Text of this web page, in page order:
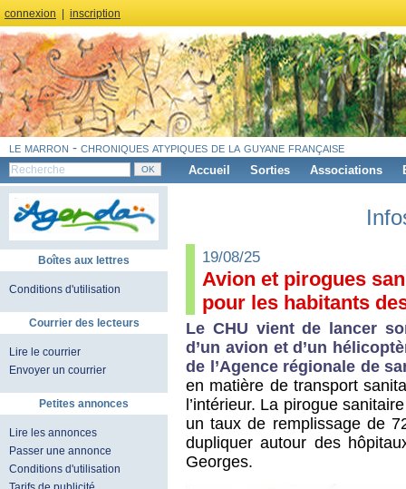
connexion inscription
le marron - chroniques atypiques de la guyane française
Accueil Sorties Associations
Boîtes aux lettres
Conditions d'utilisation
Courrier des lecteurs
Lire le courrier
Envoyer un courrier
Petites annonces
Lire les annonces
Passer une annonce
Conditions d'utilisation
19/08/25
Avion et pirogues
pour les habitants
Le CHU vient de lancer
d’un avion et d’un
de l’Agence régionale de
en matière de transport
l’intérieur. La pirogue
un taux de remplissage de
dupliquer autour des
Georges.